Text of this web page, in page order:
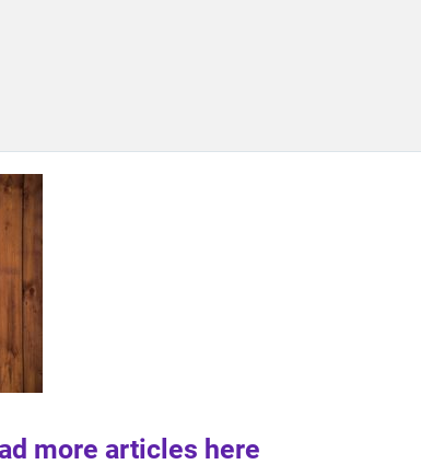
more articles here